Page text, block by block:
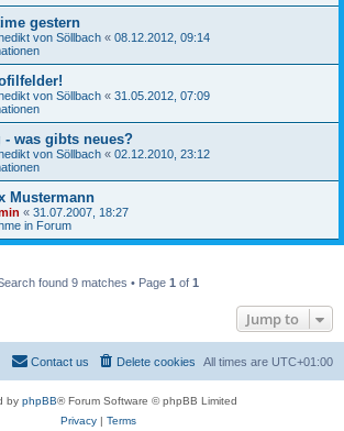
gestern
von Söllbach « 08.12.2012, 09:14
von Söllbach « 31.05.2012, 07:09
- was gibts neues?
von Söllbach « 02.12.2010, 23:12
Mustermann
« 31.07.2007, 18:27
in Forum
found 9 matches • Page 1 of 1
Jump to
All times are UTC+01:00
Delete cookies
Contact us
by phpBB® Forum Software © phpBB Limited
Privacy| Terms